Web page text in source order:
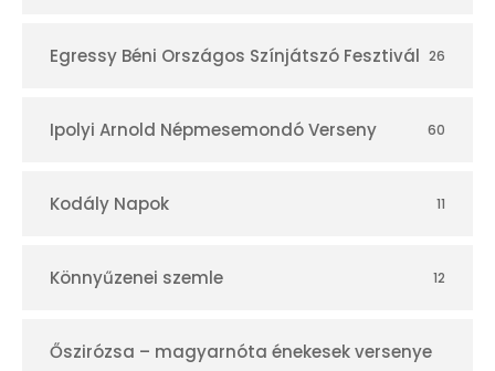
Egressy Béni Országos Színjátszó Fesztivál 26
Ipolyi Arnold Népmesemondó Verseny 60
Kodály Napok 11
Könnyűzenei szemle 12
Őszirózsa – magyarnóta énekesek versenye